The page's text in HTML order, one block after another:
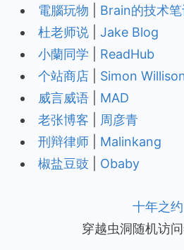
電腦玩物
Brain的技术
杜老师说
Jake Blog
小蘭同学
ReadHub
个站商店
Simon
威言威语
MAD
老张博客
周彦青
刑辩律师
Malinkang
椒盐豆豉
Obaby
十年之约
穿越虫洞随机访